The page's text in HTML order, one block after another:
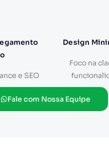
e SEO
Design
Foco na
Fale com Nossa Equipe